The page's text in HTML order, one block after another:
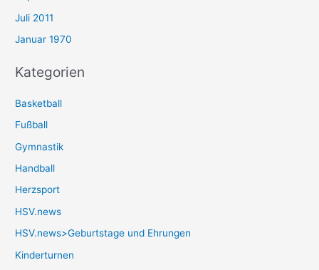
Juli 2011
Januar 1970
Kategorien
Basketball
Fußball
Gymnastik
Handball
Herzsport
HSV.news
HSV.news>Geburtstage und Ehrungen
Kinderturnen